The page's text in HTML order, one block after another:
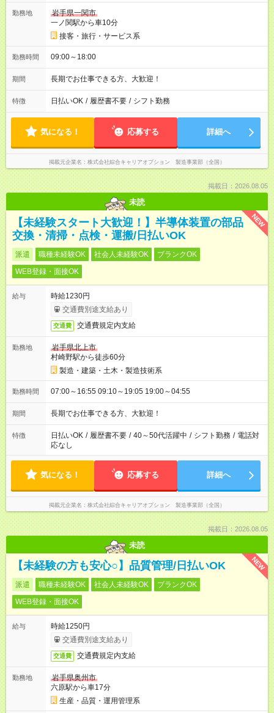
勤務地
岩手県一関市
一ノ関駅から車10分
接客・旅行・サービス系
勤務時間 09:00～18:00
期間 長期でお仕事できる方、大歓迎！
特徴 日払いOK / 履歴書不要 / シフト勤務
気になる！ 応募する 詳細へ
掲載元企業名 株式会社綜合キャリアオプション 製造事業部（全国）
掲載日：2026.08.05
未読
NEW
【未経験スタート大歓迎！】半導体装置の部品
交換・清掃・点検・運搬/日払いOK
派遣 職種未経験OK 社会人未経験OK
ブランクOK
WEB登録・面接OK
給与
時給1230円
交通費別途支給あり
交通費 交通費規定内支給
勤務地
岩手県北上市
村崎野駅から徒歩60分
製造・建築・土木・製造技術系
勤務時間 07:00～16:55 09:10～19:05 19:00～04:55
期間 長期でお仕事できる方、大歓迎！
特徴 日払いOK / 履歴書不要 / 40～50代活躍中 / シフト勤務 / 電話対
応なし
気になる！ 応募する 詳細へ
掲載元企業名 株式会社綜合キャリアオプション 製造事業部（全国）
掲載日：2026.08.05
未読
NEW
【未経験の方も安心○】品質管理/日払いOK
派遣 職種未経験OK 社会人未経験OK
ブランクOK
WEB登録・面接OK
給与
時給1250円
交通費別途支給あり
交通費 交通費規定内支給
勤務地
岩手県奥州市
六原駅から車17分
生産・品質・運用管理系